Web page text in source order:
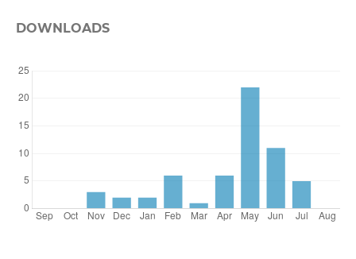
DOWNLOADS